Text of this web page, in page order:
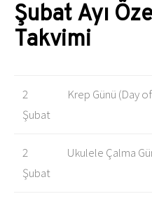
Şubat Ayı
Takvimi
2
Şubat
Krep Günü (Day
2
Şubat
Ukulele Çalma